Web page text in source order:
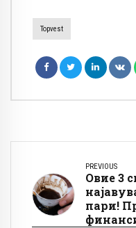
Topvest
PREVIOUS
Овие 3
пари!